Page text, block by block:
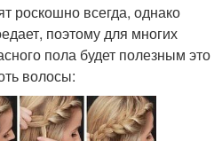
роскошно всегда, однако
поэтому для многих
пола будет полезным это
волосы: